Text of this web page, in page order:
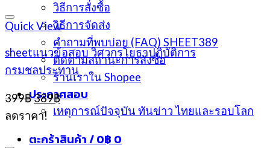
วิธีการสั่งซื้อ
วิธีการจัดส่ง
คำถามที่พบบ่อย (FAQ) SHEET389
ติดตามสถานะการสั่งซื้อ
ร้านเราใน Shopee
ประกาศสอบ
เหตุการณ์ปัจจุบัน ทันข่าว ไทยและรอบโลก
ตะกร้าสินค้า /0฿ 0
Quick View
sheetแนวข้อสอบ วิศวกรโยธาปฏิบัติการ
กรมชลประทาน
399฿Original
price
was:
399฿.
389฿Current
price
is:
389฿.
ลดราคา!